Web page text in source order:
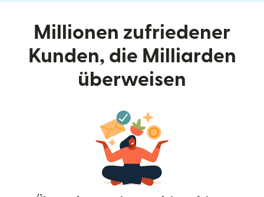
Millionen zufriedener
Kunden, die Milliarden
überweisen